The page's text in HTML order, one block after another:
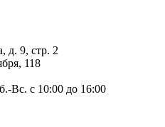
д. 9, стр. 2
118
Вс. с 10:00 до 16:00